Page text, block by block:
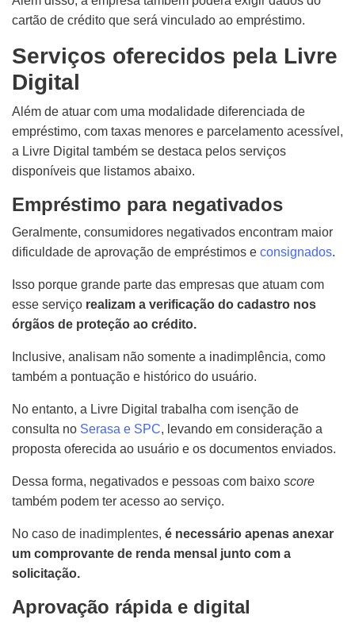
cartão de crédito que será vinculado ao empréstimo.
Serviços oferecidos pela Livre
Digital
Além de atuar com uma modalidade diferenciada de
empréstimo, com taxas menores e parcelamento acessível,
a Livre Digital também se destaca pelos serviços
disponíveis que listamos abaixo.
Empréstimo para negativados
Geralmente, consumidores negativados encontram maior
dificuldade de aprovação de empréstimos e consignados.
Isso porque grande parte das empresas que atuam com
esse serviço realizam a verificação do cadastro nos
órgãos de proteção ao crédito.
Inclusive, analisam não somente a inadimplência, como
também a pontuação e histórico do usuário.
No entanto, a Livre Digital trabalha com isenção de
consulta no Serasa e SPC, levando em consideração a
proposta oferecida ao usuário e os documentos enviados.
Dessa forma, negativados e pessoas com baixo score
também podem ter acesso ao serviço.
No caso de inadimplentes, é necessário apenas anexar
um comprovante de renda mensal junto com a
solicitação.
Aprovação rápida e digital